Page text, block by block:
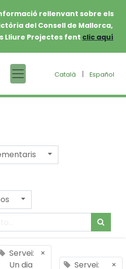
rellenvant sobre els
del Consell de Mallorca,
Lliure Projectes fent clic aquí
Català | Español
Servei:
Un dia
×
Servei:
×